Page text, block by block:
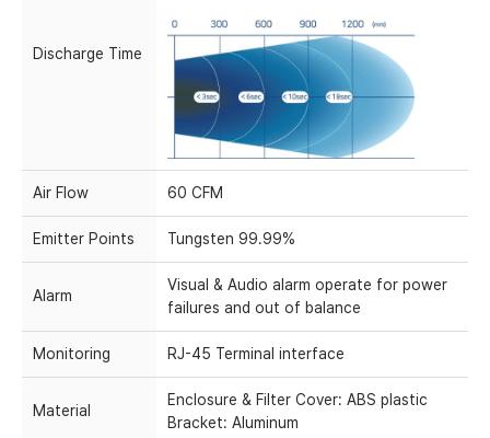
Discharge Time
Air Flow 60 CFM
Emitter Points Tungsten 99.99%
Alarm
Visual & Audio alarm operate for power
failures and out of balance
Monitoring RJ-45 Terminal interface
Material
Enclosure & Filter Cover: ABS plastic
Bracket: Aluminum